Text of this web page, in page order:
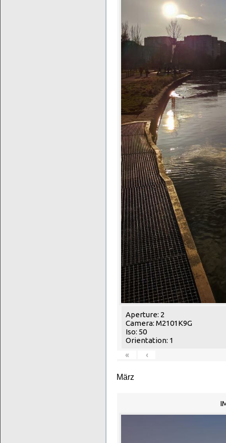
Aperture: 2
Camera: M2101K9G
Iso: 50
Orientation: 1
«
‹
März